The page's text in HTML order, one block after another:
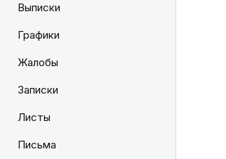
Выписки
Графики
Жалобы
Записки
Листы
Письма